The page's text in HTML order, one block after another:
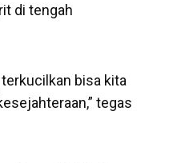
di tengah
bisa kita
tegas